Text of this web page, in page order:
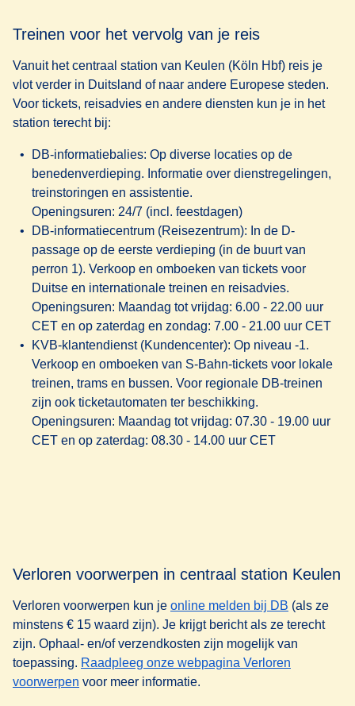
Treinen voor het vervolg van je reis
Vanuit het centraal station van Keulen (Köln Hbf) reis je
vlot verder in Duitsland of naar andere Europese steden.
Voor tickets, reisadvies en andere diensten kun je in het
station terecht bij:
DB-informatiebalies: Op diverse locaties op de
benedenverdieping. Informatie over dienstregelingen,
treinstoringen en assistentie.
Openingsuren: 24/7 (incl. feestdagen)
DB-informatiecentrum (Reisezentrum): In de D-
passage op de eerste verdieping (in de buurt van
perron 1). Verkoop en omboeken van tickets voor
Duitse en internationale treinen en reisadvies.
Openingsuren: Maandag tot vrijdag: 6.00 - 22.00 uur
CET en op zaterdag en zondag: 7.00 - 21.00 uur CET
KVB-klantendienst (Kundencenter): Op niveau -1.
Verkoop en omboeken van S-Bahn-tickets voor lokale
treinen, trams en bussen. Voor regionale DB-treinen
zijn ook ticketautomaten ter beschikking.
Openingsuren: Maandag tot vrijdag: 07.30 - 19.00 uur
CET en op zaterdag: 08.30 - 14.00 uur CET
Verloren voorwerpen in centraal station Keulen
Verloren voorwerpen kun je online melden bij DB opent in
(als ze
minstens € 15 waard zijn). Je krijgt bericht als ze terecht
zijn. Ophaal- en/of verzendkosten zijn mogelijk van
toepassing. Raadpleeg onze webpagina Verloren
voorwerpen voor meer informatie.